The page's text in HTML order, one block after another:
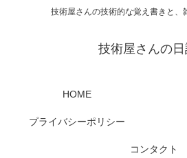
技術屋さんの技術的な覚え書きと、
技術屋さんの
HOME
プライバシーポリシー
コンタクト